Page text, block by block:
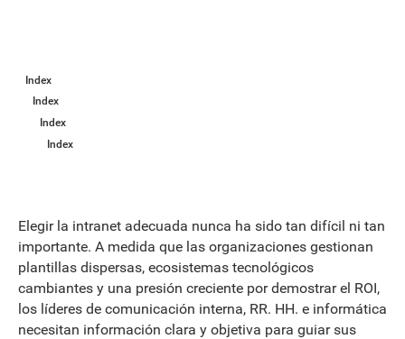
Index
Index
Index
Index
Elegir la intranet adecuada nunca ha sido tan difícil ni tan
importante. A medida que las organizaciones gestionan
plantillas dispersas, ecosistemas tecnológicos
cambiantes y una presión creciente por demostrar el ROI,
los líderes de comunicación interna, RR. HH. e informática
necesitan información clara y objetiva para guiar sus